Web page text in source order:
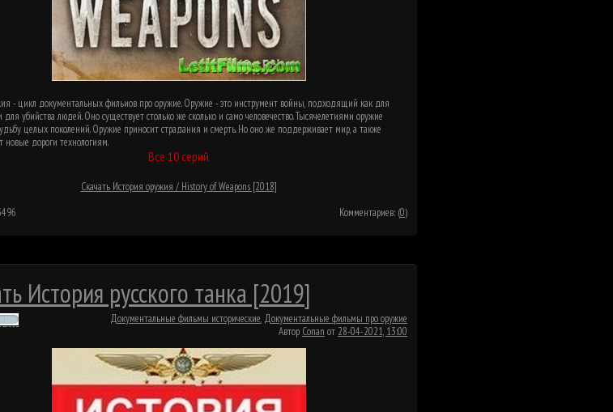
- цикл документальных фильиов про оружие. Оружие - это инструмент войны, подходящий как для
убийства людей. Оно существует столько же сколько и само человечество. Тысячелетиями оружие
целых поколений. Оружие приносит страдания и смерть. Но оно же поддерживает мир, а также
новые дороги технологиям.
Все 10 серий
Скачать История оружия / History of Weapons [2018]
Комментариев: (0)
История русского танка [2019]
Документальные фильмы исторические, Документальные фильмы про оружие
Автор Conan от 28-04-2021, 13:00